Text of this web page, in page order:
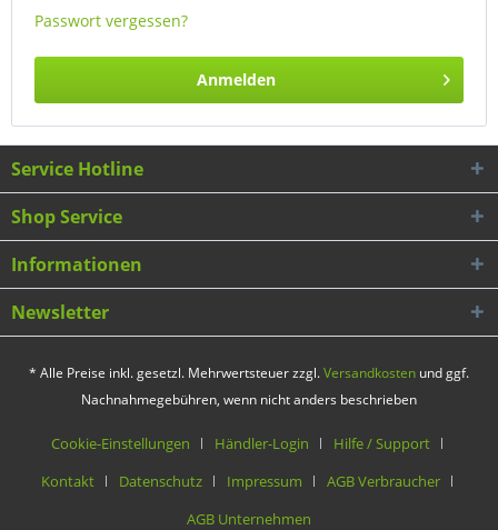
Passwort vergessen?
Anmelden
Service Hotline
Shop Service
Informationen
Newsletter
* Alle Preise inkl. gesetzl. Mehrwertsteuer zzgl.Versandkosten und ggf.
Nachnahmegebühren, wenn nicht anders beschrieben
Cookie-Einstellungen Händler-Login
Hilfe / Support
Kontakt
Datenschutz Impressum
AGB Verbraucher
AGB Unternehmen